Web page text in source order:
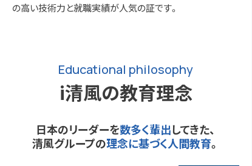
の高い技術力と就職実績が人気の証です。
Educational philosophy
i清風の教育理念
日本のリーダーを数多く輩出してきた、
清風グループの理念に基づく人間教育。